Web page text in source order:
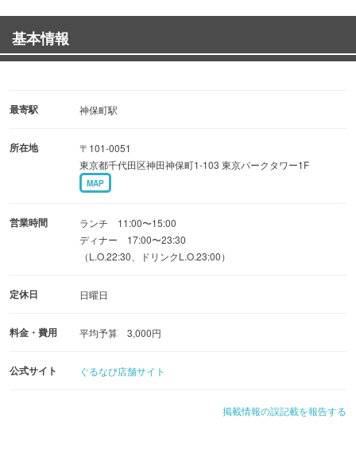
を心ゆくまでお楽しみいただけます
おすすめの上海風のアヒルの煮込みはしっかりとした味が
魅力
《完全個室完備で宴会にも対応》
室をご用意。
少人数から大規模な宴会までさまざまなシーンでご利用可
貸切やパーティー利用にも対応し人数に応じたテーブル配
置や中華風円卓も楽しめます
基本情報
最寄駅 神保町駅
所在地
〒101-0051
東京都千代田区神田神保町1-103 東京パークタワー1F
MAP
営業時間
ランチ 11:00〜15:00
ディナー 17:00〜23:30
（L.O.22:30、ドリンクL.O.23:00）
定休日 日曜日
料金・費用 平均予算 3,000円
公式サイト ぐるなび店舗サイト
掲載情報の誤記載を報告する